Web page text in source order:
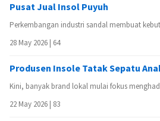
Pusat Jual Insol Puyuh
Perkembangan industri sandal membuat
28 May 2026 | 64
Produsen Insole Tatak Sepatu
Kini, banyak brand lokal mulai fokus
22 May 2026 | 83